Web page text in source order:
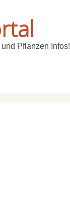
Pflanzen Infos!